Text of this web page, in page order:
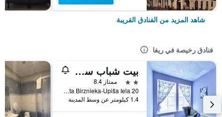
شاهد المزيد من الفنادق القريبة
فنادق رخيصة في ريغا
بيت شباب سنترال
2 نجمتين
ممتاز 8.4
20 Ernesta Birznieka-Upiša Iela, ريغا, لاتفيا
1.4 كيلومتر عن وسط المدينة